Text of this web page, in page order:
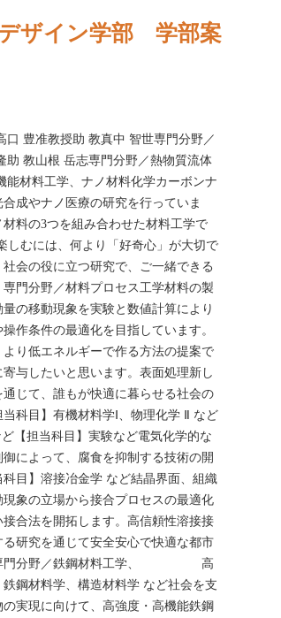
ザイン学部 学部案
口 豊准教授助 教真中 智世専門分野／
助 教山根 岳志専門分野／熱物質流体
能材料工学、ナノ材料化学カーボンナ
成やナノ医療の研究を行っていま
料の3つを組み合わせた材料工学で
しむには、何より「好奇心」が大切で
会の役に立つ研究で、ご一緒できる
門分野／材料プロセス工学材料の製
の移動現象を実験と数値計算により
作条件の最適化を目指しています。
り低エネルギーで作る方法の提案で
寄与したいと思います。表面処理新し
じて、誰もが快適に暮らせる社会の
科目】有機材料学Ⅰ、物理化学 Ⅱ など
ど【担当科目】実験など電気化学的な
によって、腐食を抑制する技術の開
目】溶接冶金学 など結晶界面、組織
象の立場から接合プロセスの最適化
合法を開拓します。高信頼性溶接接
研究を通じて安全安心で快適な都市
専門分野／鉄鋼材料工学、 高
鋼材料学、構造材料学 など社会を支
実現に向けて、高強度・高機能鉄鋼